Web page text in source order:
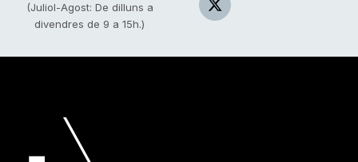
(Juliol-Agost: De dilluns a
divendres de 9 a 15h.)